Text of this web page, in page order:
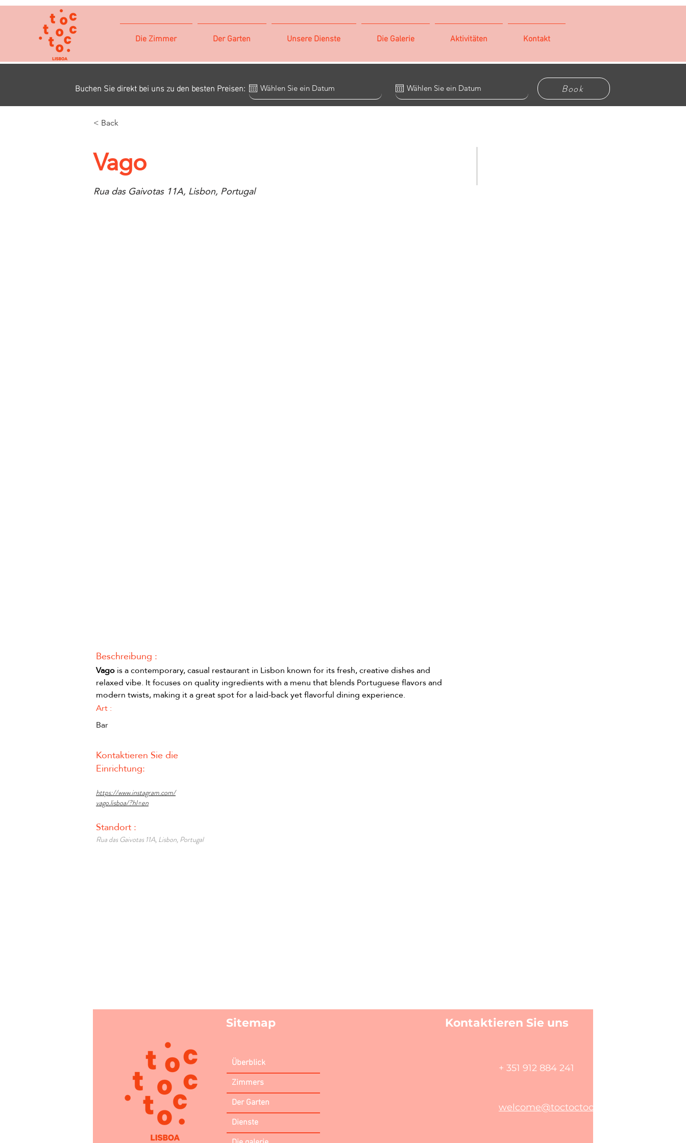
Die Zimmer Der Garten Unsere Dienste Die Galerie Aktivitäten Kontakt
Buchen Sie direkt bei uns zu den besten Preisen: Book
< Back
Vago
Rua das Gaivotas 11A, Lisbon, Portugal
Beschreibung :
Vago is a contemporary, casual restaurant in Lisbon known for its fresh, creative dishes and
relaxed vibe. It focuses on quality ingredients with a menu that blends Portuguese flavors and
modern twists, making it a great spot for a laid-back yet flavorful dining experience.
Art :
Bar
Kontaktieren Sie die
Einrichtung:
https://www.instagram.com/
vago.lisboa/?hl=en
Standort :
Rua das Gaivotas 11A, Lisbon, Portugal
Sitemap
Überblick
Zimmers
Der Garten
Dienste
Kontaktieren Sie uns
+ 351 912 884 241
welcome@toctoctoclisboa.com